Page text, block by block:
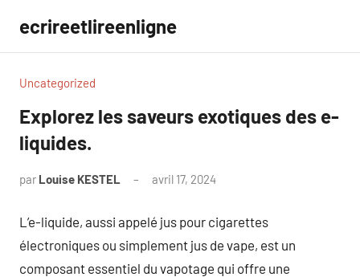
contenu
ecrireetlireenligne
Uncategorized
Explorez les saveurs exotiques des e-
liquides.
par Louise KESTEL avril 17, 2024
L’e-liquide, aussi appelé jus pour cigarettes
électroniques ou simplement jus de vape, est un
composant essentiel du vapotage qui offre une